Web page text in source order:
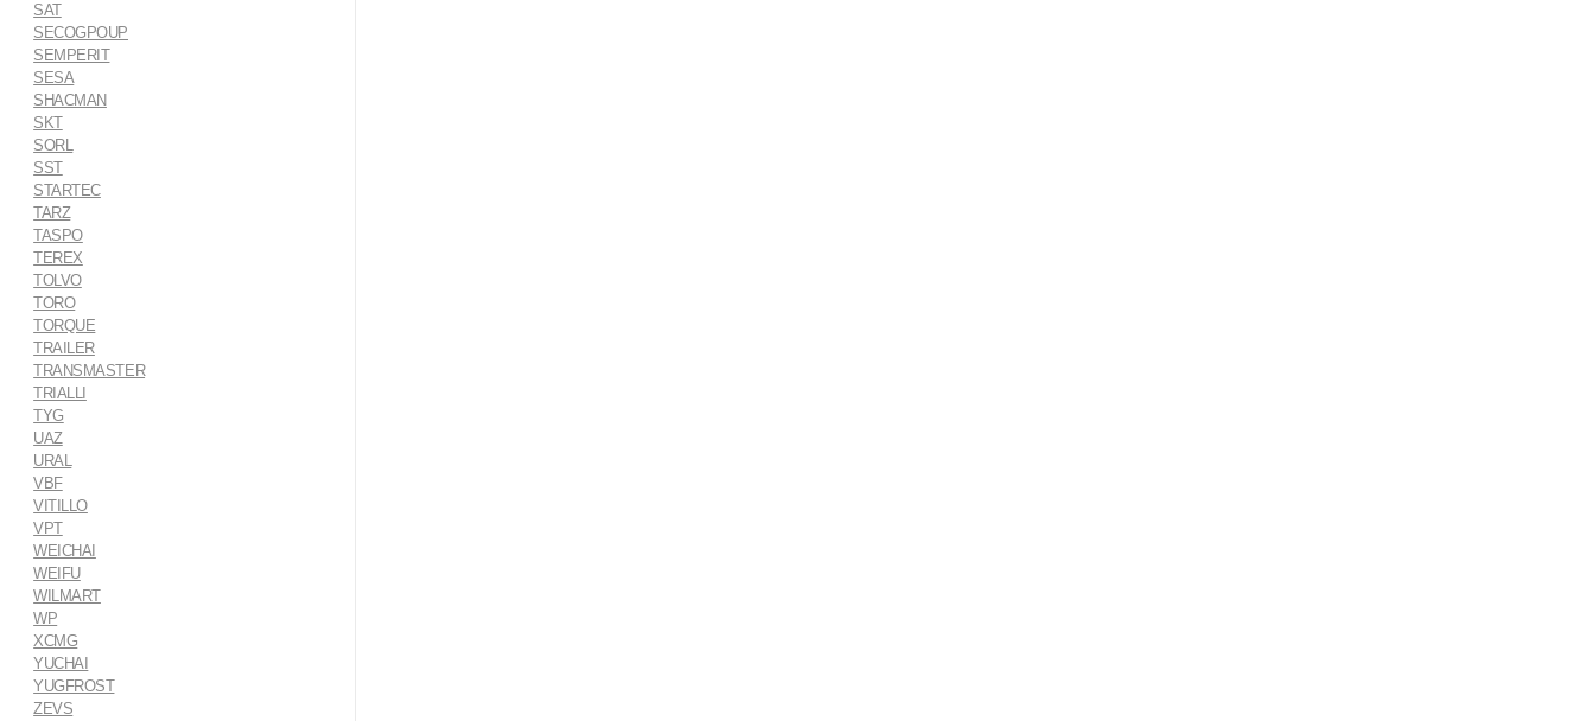
SAT
SECOGPOUP
SEMPERIT
SESA
SHACMAN
SKT
SORL
SST
STARTEC
TARZ
TASPO
TEREX
TOLVO
TORO
TORQUE
TRAILER
TRANSMASTER
TRIALLI
TYG
UAZ
URAL
VBF
VITILLO
VPT
WEICHAI
WEIFU
WILMART
WP
XCMG
YUCHAI
YUGFROST
ZEVS